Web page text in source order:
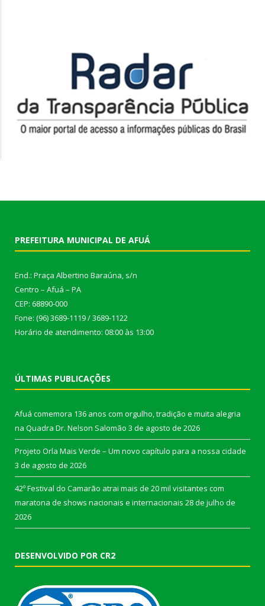
PREFEITURA MUNICIPAL DE AFUÁ
End.: Praça Albertino Baraúna, s/n
Centro – Afuá – PA
CEP: 68890-000
Fone: (96) 3689-1119 / 3689-1122
Horário de atendimento: 08:00 às 13:00
ÚLTIMAS PUBLICAÇÕES
Afuá comemora 136 anos com orgulho, tradição e muita alegria
na Quadra Dr. Nelson Salomão 3 de agosto de 2026
Projeto Orla Mais Verde – Um novo capítulo para a nossa cidade
3 de agosto de 2026
42º Festival do Camarão atrai mais de 20 mil visitantes com
maratona de shows nacionais e internacionais 28 de julho de
2026
DESENVOLVIDO POR CR2